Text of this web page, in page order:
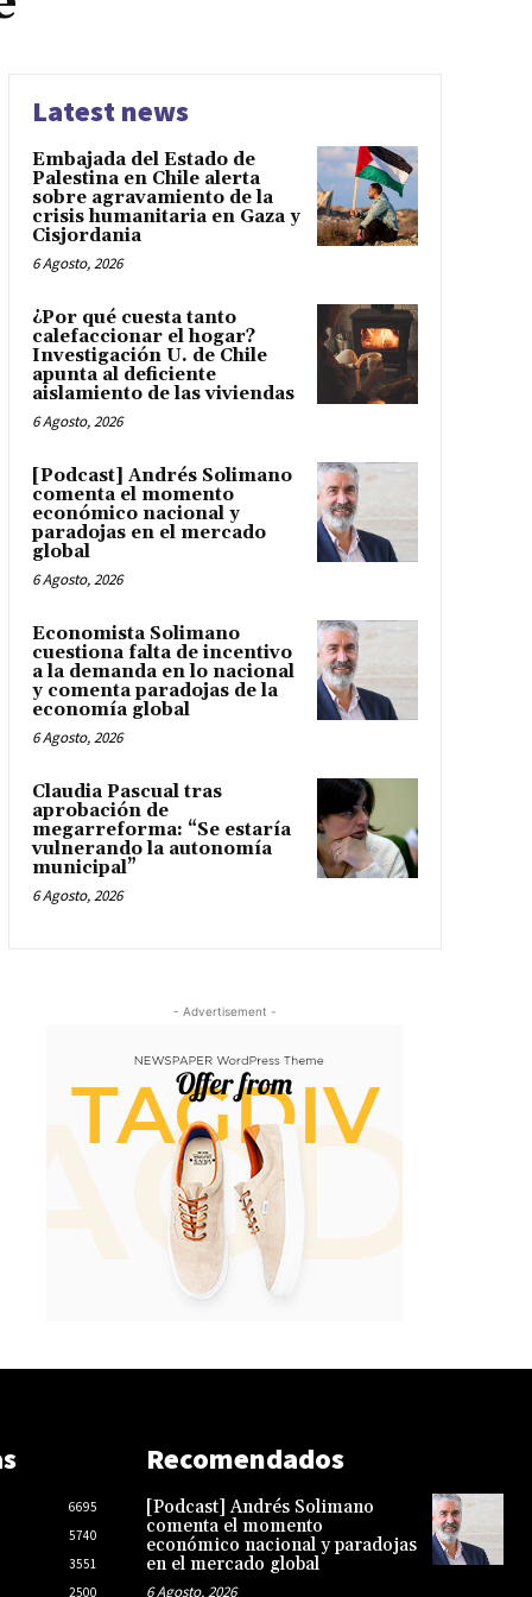
Latest news
Embajada del Estado de
Palestina en Chile alerta
sobre agravamiento de la
crisis humanitaria en Gaza y
Cisjordania
6 Agosto, 2026
¿Por qué cuesta tanto
calefaccionar el hogar?
Investigación U. de Chile
apunta al deficiente
aislamiento de las viviendas
6 Agosto, 2026
[Podcast] Andrés Solimano
comenta el momento
económico nacional y
paradojas en el mercado
global
6 Agosto, 2026
Economista Solimano
cuestiona falta de incentivo
a la demanda en lo nacional
y comenta paradojas de la
economía global
6 Agosto, 2026
Claudia Pascual tras
aprobación de
megarreforma: “Se estaría
vulnerando la autonomía
municipal”
6 Agosto, 2026
- Advertisement -
6695
5740
3551
2500
Recomendados
[Podcast] Andrés Solimano
comenta el momento
económico nacional y paradojas
en el mercado global
6 Agosto, 2026